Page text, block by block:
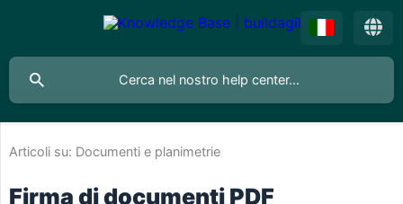
Articoli su: Documenti e planimetrie
Firma di documenti PDF